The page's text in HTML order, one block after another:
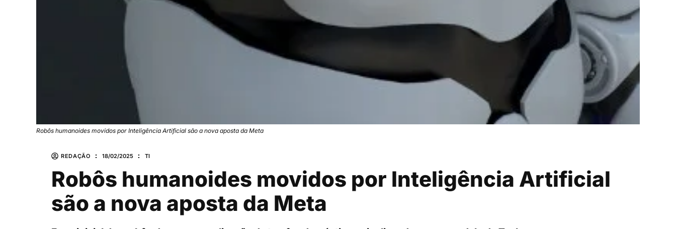
Robôs humanoides movidos por Inteligência Artificial são a nova aposta da Meta
REDAÇÃO 18/02/2025 TI
Robôs humanoides movidos por Inteligência Artificial
são a nova aposta da Meta